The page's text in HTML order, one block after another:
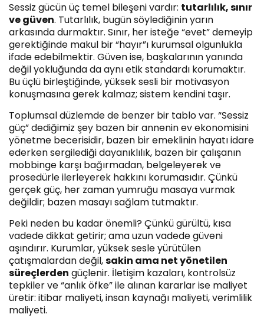
Sessiz gücün üç temel bileşeni vardır: tutarlılık, sınır
ve güven. Tutarlılık, bugün söylediğinin yarın
arkasında durmaktır. Sınır, her isteğe “evet” demeyip
gerektiğinde makul bir “hayır”ı kurumsal olgunlukla
ifade edebilmektir. Güven ise, başkalarının yanında
değil yokluğunda da aynı etik standardı korumaktır.
Bu üçlü birleştiğinde, yüksek sesli bir motivasyon
konuşmasına gerek kalmaz; sistem kendini taşır.
Toplumsal düzlemde de benzer bir tablo var. “Sessiz
güç” dediğimiz şey bazen bir annenin ev ekonomisini
yönetme becerisidir, bazen bir emeklinin hayatı idare
ederken sergilediği dayanıklılık, bazen bir çalışanın
mobbinge karşı bağırmadan, belgeleyerek ve
prosedürle ilerleyerek hakkını korumasıdır. Çünkü
gerçek güç, her zaman yumruğu masaya vurmak
değildir; bazen masayı sağlam tutmaktır.
Peki neden bu kadar önemli? Çünkü gürültü, kısa
vadede dikkat getirir; ama uzun vadede güveni
aşındırır. Kurumlar, yüksek sesle yürütülen
çatışmalardan değil,sakin ama net yönetilen
süreçlerden güçlenir. İletişim kazaları, kontrolsüz
tepkiler ve “anlık öfke” ile alınan kararlar ise maliyet
üretir: itibar maliyeti, insan kaynağı maliyeti, verimlilik
maliyeti.